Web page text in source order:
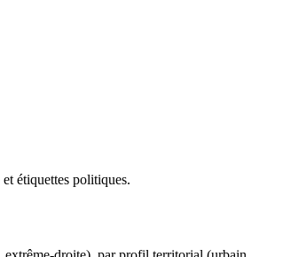
étiquettes politiques.